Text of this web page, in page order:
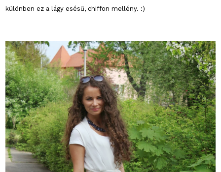
különben ez a lágy esésű, chiffon mellény. :)